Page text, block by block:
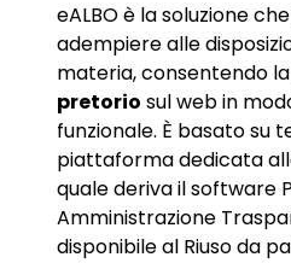
eALBO è la soluzione
adempiere alle
materia, consentendo la
pretorio sul web in
funzionale. È basato su
piattaforma dedicata
quale deriva il software
Amministrazione
disponibile al Riuso da